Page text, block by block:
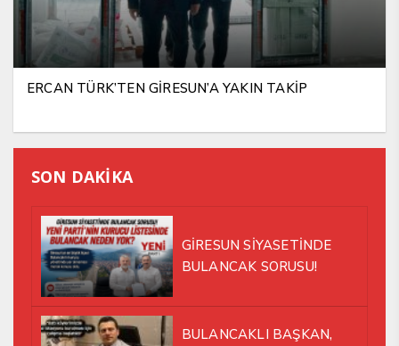
ERCAN TÜRK’TEN GİRESUN’A YAKIN TAKİP
SON DAKİKA
GİRESUN SİYASETİNDE
BULANCAK SORUSU!
BULANCAKLI BAŞKAN,